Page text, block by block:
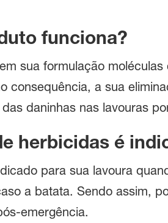
funciona?
sua formulação
consequência, a sua
daninhas nas lavouras
herbicidas é
para sua lavoura
a batata. Sendo assim,
emergência.